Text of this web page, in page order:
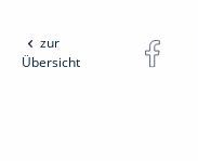
zur
Übersicht